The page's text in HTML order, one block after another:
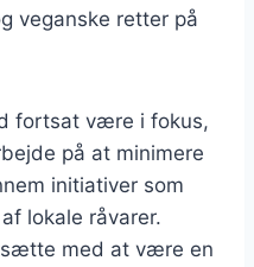
veganske retter på
fortsat være i fokus,
på at minimere
initiativer som
lokale råvarer.
med at være en